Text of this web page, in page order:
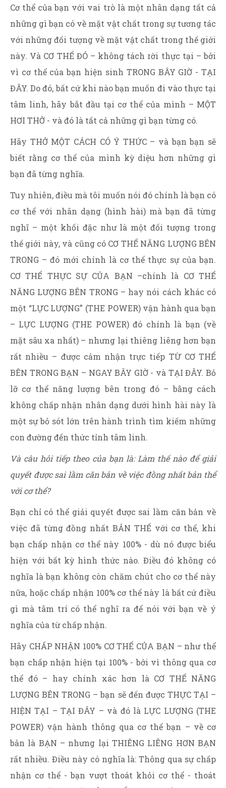
Cơ thể của bạn với vai trò là một nhân dạng tất cả
những gì bạn có về mặt vật chất trong sự tương tác
với những đối tượng về mặt vật chất trong thế giới
này. Và CƠ THỂ ĐÓ – không tách rời thực tại – bởi
vì cơ thể của bạn hiện sinh TRONG BÂY GIỜ - TẠI
ĐÂY. Do đó, bất cứ khi nào bạn muốn đi vào thực tại
tâm linh, hãy bắt đầu tại cơ thể của mình – MỘT
HƠI THỞ - và đó là tất cả những gì bạn từng có.
Hãy THỞ MỘT CÁCH CÓ Ý THỨC – và bạn bạn sẽ
biết rằng cơ thể của mình kỳ diệu hơn những gì
bạn đã từng nghĩa.
Tuy nhiên, điều mà tôi muốn nói đó chính là bạn có
cơ thể với nhân dạng (hình hài) mà bạn đã từng
nghĩ – một khối đặc như là một đối tượng trong
thế giới này, và cũng có CƠ THỂ NĂNG LƯỢNG BÊN
TRONG – đó mới chính là cơ thể thực sự của bạn.
CƠ THỂ THỰC SỰ CỦA BẠN –chính là CƠ THỂ
NĂNG LƯỢNG BÊN TRONG – hay nói cách khác có
một “LỰC LƯỢNG” (THE POWER) vận hành qua bạn
– LỰC LƯỢNG (THE POWER) đó chính là bạn (về
mặt sâu xa nhất) – nhưng lại thiêng liêng hơn bạn
rất nhiều – được cảm nhận trực tiếp TỪ CƠ THỂ
BÊN TRONG BẠN – NGAY BÂY GIỜ - và TẠI ĐÂY. Bỏ
lỡ cơ thể năng lượng bên trong đó – bằng cách
không chấp nhận nhân dạng dưới hình hài này là
một sự bỏ sót lớn trên hành trình tìm kiếm những
con đường đến thức tỉnh tâm linh.
Và câu hỏi tiếp theo của bạn là: Làm thế nào để giải
quyết được sai lầm căn bản về việc đồng nhất bản thể
với cơ thể?
Bạn chỉ có thể giải quyết được sai lầm căn bản về
việc đã từng đồng nhất BẢN THỂ với cơ thể, khi
bạn chấp nhận cơ thể này 100% - dù nó được biểu
hiện với bất kỳ hình thức nào. Điều đó không có
nghĩa là bạn không còn chăm chút cho cơ thể này
nữa, hoặc chấp nhận 100% cơ thể này là bất cứ điều
gì mà tâm trí có thể nghĩ ra để nói với bạn về ý
nghĩa của từ chấp nhận.
Hãy CHẤP NHẬN 100% CƠ THỂ CỦA BẠN – như thể
bạn chấp nhận hiện tại 100% - bởi vì thông qua cơ
thể đó – hay chính xác hơn là CƠ THỂ NĂNG
LƯỢNG BÊN TRONG – bạn sẽ đến được THỰC TẠI –
HIỆN TẠI – TẠI ĐÂY – và đó là LỰC LƯỢNG (THE
POWER) vận hành thông qua cơ thể bạn – về cơ
bản là BẠN – nhưng lại THIÊNG LIÊNG HƠN BẠN
rất nhiều. Điều này có nghĩa là: Thông qua sự chấp
nhận cơ thể - bạn vượt thoát khỏi cơ thể - thoát